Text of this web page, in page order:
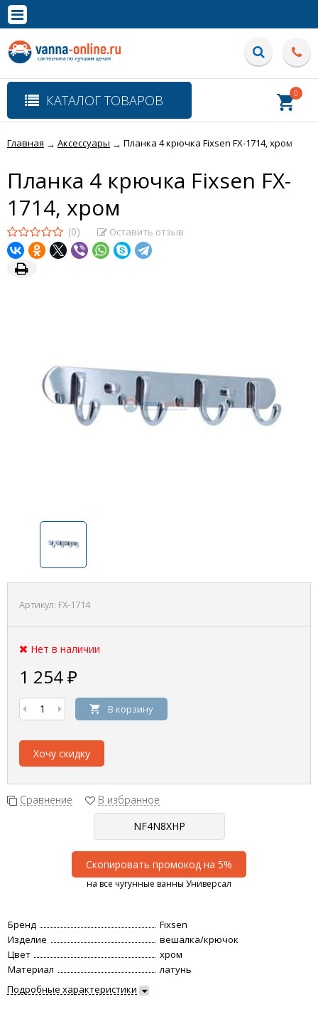
Полная версия сайта
КАТАЛОГ ТОВАРОВ 0
Главная → Аксессуары → Планка 4 крючка Fixsen FX-1714, хром
Планка 4 крючка Fixsen FX-
1714, хром
(0) Оставить отзыв
Артикул: FX-1714
Нет в наличии
1 254₽
В корзину
Хочу скидку
Сравнение В избранное
Скопировать промокод на 5%
на все чугунные ванны Универсал
Бренд
Fixsen
Изделие
вешалка/крючок
Цвет
хром
Материал
латунь
Подробные характеристики